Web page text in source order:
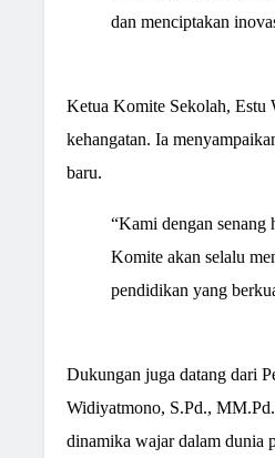
dan menciptakan
Ketua Komite Sekolah, Estu
kehangatan. Ia
baru.
“Kami dengan
Komite akan selalu
pendidikan yang
Dukungan juga datang dari
Widiyatmono, S.Pd.,
dinamika wajar dalam dunia